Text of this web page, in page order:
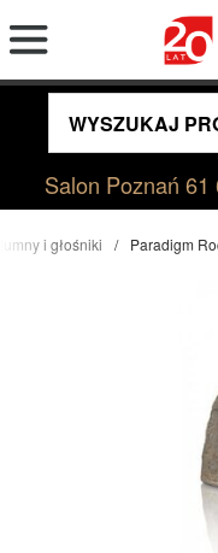
Salon Poznań61
i głośniki Paradigm